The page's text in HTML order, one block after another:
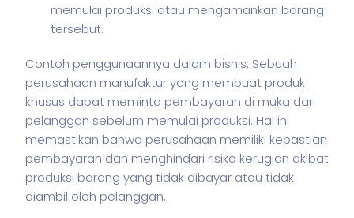
memulai produksi atau mengamankan barang
tersebut.
Contoh penggunaannya dalam bisnis: Sebuah
perusahaan manufaktur yang membuat produk
khusus dapat meminta pembayaran di muka dari
pelanggan sebelum memulai produksi. Hal ini
memastikan bahwa perusahaan memiliki kepastian
pembayaran dan menghindari risiko kerugian akibat
produksi barang yang tidak dibayar atau tidak
diambil oleh pelanggan.